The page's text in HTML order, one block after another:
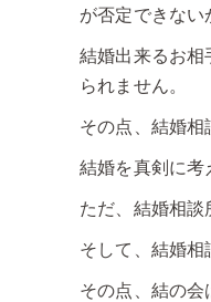
が否定できない
結婚出来るお相
られません。
その点、結婚相
結婚を真剣に考
ただ、結婚相談
そして、結婚相
その点、結の会